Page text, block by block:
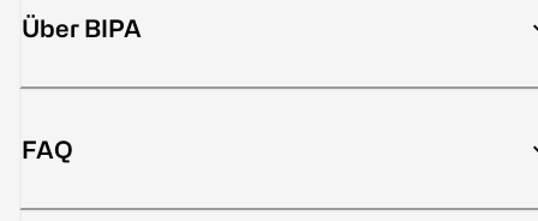
Über BIPA
FAQ